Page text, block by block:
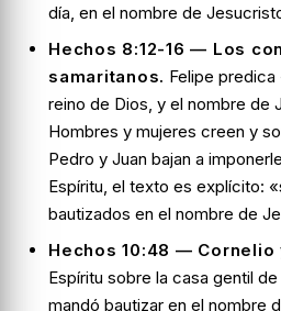
día, en el nombre de
Hechos 8:12-16 — Los
samaritanos. Felipe
reino de Dios, y el nombre de
Hombres y mujeres creen y
Pedro y Juan bajan a
Espíritu, el texto es explícito:
bautizados en el nombre de
Hechos 10:48 — Cornelio
Espíritu sobre la casa gentil
mandó bautizar en el nombre